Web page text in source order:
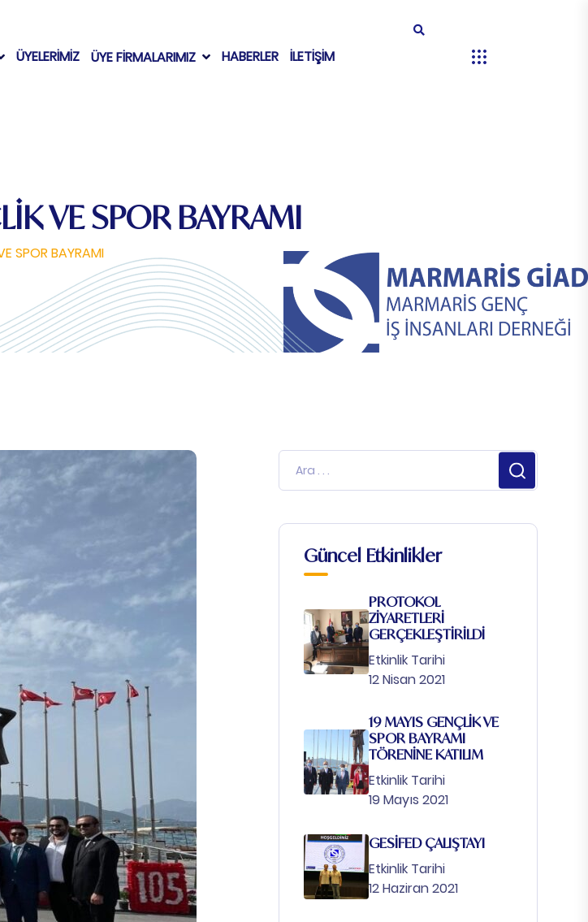
ÜYELERİMİZ ÜYE FİRMALARIMIZ HABERLER İLETİŞİM
VE SPOR BAYRAMI
SPOR BAYRAMI
Güncel Etkinlikler
PROTOKOL
ZİYARETLERİ
GERÇEKLEŞTİRİLDİ
Etkinlik Tarihi
12 Nisan 2021
19 MAYIS GENÇLİK VE
SPOR BAYRAMI
TÖRENİNE KATILIM
Etkinlik Tarihi
19 Mayıs 2021
GESİFED ÇALIŞTAYI
Etkinlik Tarihi
12 Haziran 2021